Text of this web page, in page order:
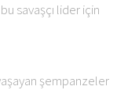
savaşçı lider için
şempanzeler